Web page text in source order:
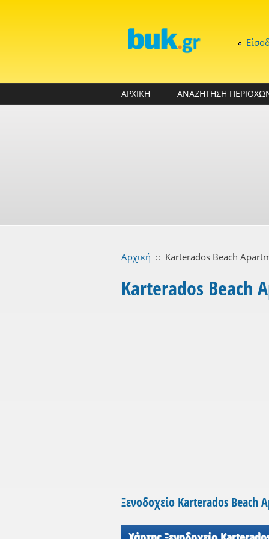
ΑΡΧΙΚΗ ΑΝΑΖΗΤΗΣΗ
Αρχική :: Karterados Beach
Karterados Beach
Ξενοδοχείο Karterados Beach